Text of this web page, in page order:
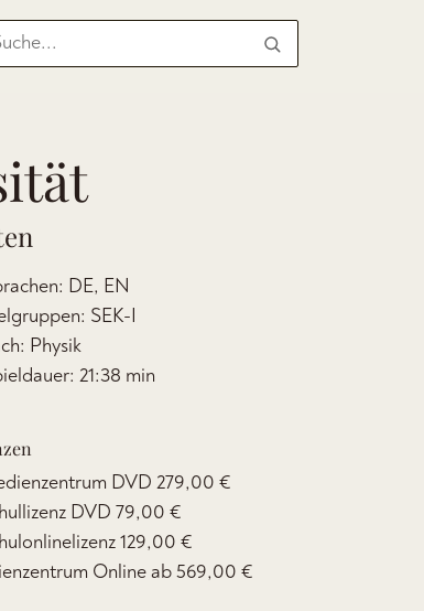
DE, EN
SEK-I
Physik
21:38 min
DVD 279,00 €
DVD 79,00 €
129,00 €
Online ab569,00 €